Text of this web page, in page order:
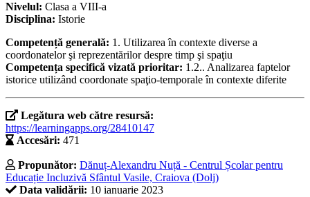
Nivelul: Clasa a VIII-a
Disciplina: Istorie
Competență generală: 1. Utilizarea în contexte diverse a
coordonatelor şi reprezentărilor despre timp şi spaţiu
Competența specifică vizată prioritar: 1.2.. Analizarea faptelor
istorice utilizând coordonate spaţio-temporale în contexte diferite
Legătura web către resursă:
https://learningapps.org/28410147
Accesări: 471
Propunător: Dănuț-Alexandru Nuță - Centrul Școlar pentru
Educație Incluzivă Sfântul Vasile, Craiova (Dolj)
Data validării: 10 ianuarie 2023